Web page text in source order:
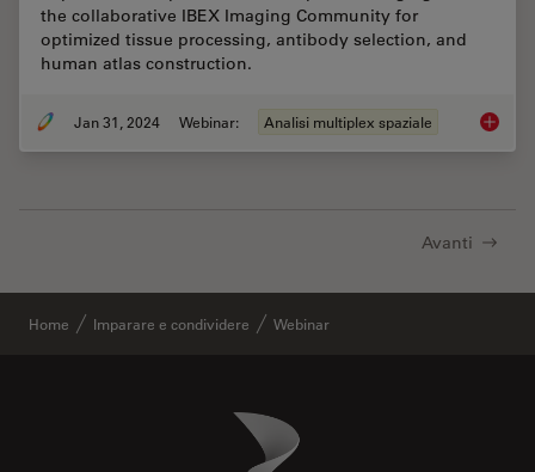
the collaborative IBEX Imaging Community for
optimized tissue processing, antibody selection, and
human atlas construction.
Jan 31, 2024 Webinar: Analisi multiplex spaziale
Avanti
Home Imparare e condividere Webinar
Danaher Logo